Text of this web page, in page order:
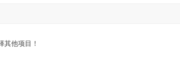
其他项目！